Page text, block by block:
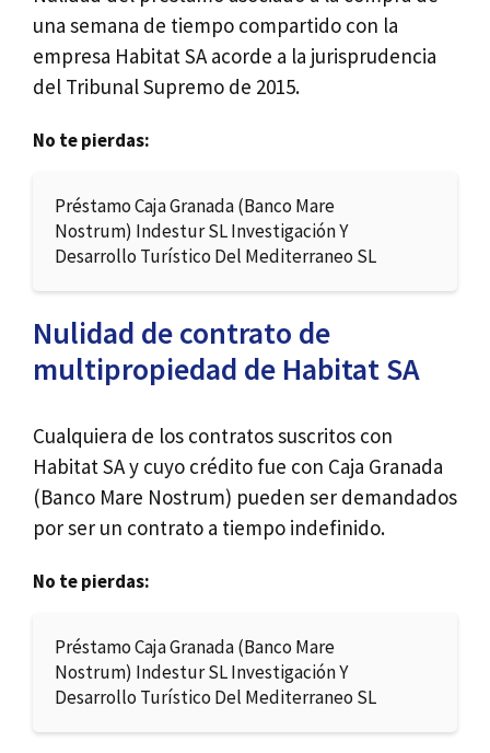
una semana de tiempo compartido con la
empresa Habitat SA acorde a la jurisprudencia
del Tribunal Supremo de 2015.
No te pierdas:
Préstamo Caja Granada (Banco Mare
Nostrum) Indestur SL Investigación Y
Desarrollo Turístico Del Mediterraneo SL
Nulidad de contrato de
multipropiedad de Habitat SA
Cualquiera de los contratos suscritos con
Habitat SA y cuyo crédito fue con Caja Granada
(Banco Mare Nostrum) pueden ser demandados
por ser un contrato a tiempo indefinido.
No te pierdas:
Préstamo Caja Granada (Banco Mare
Nostrum) Indestur SL Investigación Y
Desarrollo Turístico Del Mediterraneo SL